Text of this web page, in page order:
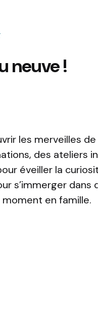
neuve !
les merveilles de
des ateliers
éveiller la
s’immerger dans
en famille.